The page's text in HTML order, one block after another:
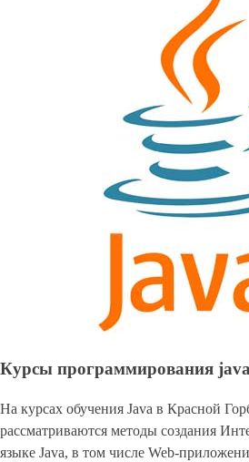
Курсы программирования java
На курсах обучения Java в Красной
рассматриваются методы создания
языке Java, в том числе Web-